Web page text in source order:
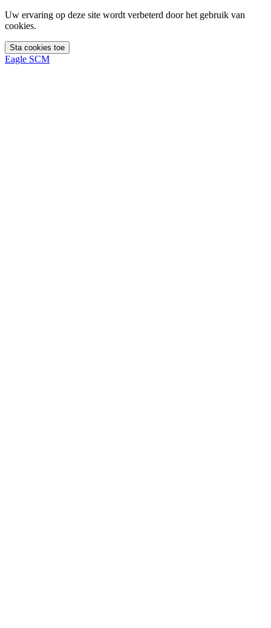
Uw ervaring op deze site wordt verbeterd door het gebruik van
cookies.
Sta cookies toe
Eagle SCM